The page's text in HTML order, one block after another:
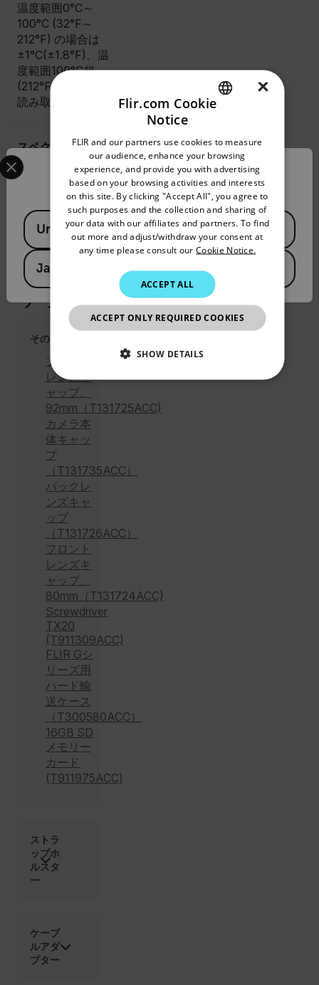
温度範囲0°C～
100°C (32°F～
212°F) の場合は
±1°C(±1.8°F)、温
度範囲100°C超
(212°F超) の場合は
読み取り値の±2%
スペクトル範囲
4.52 µm ～4.67 µm
アクセ
サリー
その他
フロント
レンズキ
ャップ、
92mm（T131725ACC)
カメラ本
体キャッ
プ
（T131735ACC）
バックレ
ンズキャ
ップ
（T131726ACC）
フロント
レンズキ
ャップ、
80mm（T131724ACC)
Screwdriver
TX20
(T911309ACC)
FLIR Gシ
リーズ用
ハード輸
送ケース
（T300580ACC）
16GB SD
メモリー
カード
(T911975ACC)
ストラ
ップホ
ルスタ
ー
ケーブ
ルアダ
プター
Confirm Location
Select your preferred country and language from the
Available Locations
United States
Japan
GERMAN
FRENCH
SPANISH
PORTUGUESE
ITALIAN
JAPANESE
CHINESE
×
Flir.com Cookie
Notice
FLIR and our partners use cookies to measure
our audience, enhance your browsing
experience, and provide you with advertising
based on your browsing activities and interests
on this site. By clicking "Accept All", you agree to
such purposes and the collection and sharing of
your data with our affiliates and partners. To find
out more and adjust/withdraw your consent at
any time please consult our Cookie Notice.
ACCEPT ALL
ACCEPT ONLY REQUIRED COOKIES
SHOW DETAILS
Strictly necessary cookies allow core website
functionality such as user login and account
management. The website cannot be used properly
without strictly necessary cookies.
cart_products_oids
cart_products_skus
cashrun_session_id
cashrun_site_id
CS_FPC
customizerChangeKey